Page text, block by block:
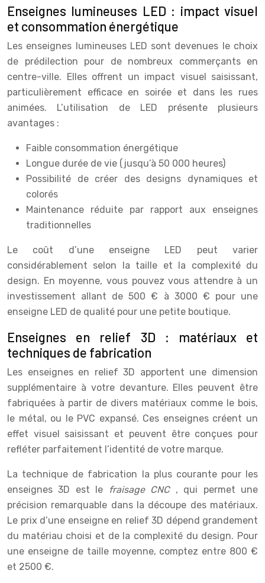
Enseignes lumineuses LED : impact visuel
et consommation énergétique
Les enseignes lumineuses LED sont devenues le choix
de prédilection pour de nombreux commerçants en
centre-ville. Elles offrent un impact visuel saisissant,
particulièrement efficace en soirée et dans les rues
animées. L’utilisation de LED présente plusieurs
avantages :
Faible consommation énergétique
Longue durée de vie (jusqu’à 50 000 heures)
Possibilité de créer des designs dynamiques et
colorés
Maintenance réduite par rapport aux enseignes
traditionnelles
Le coût d’une enseigne LED peut varier
considérablement selon la taille et la complexité du
design. En moyenne, vous pouvez vous attendre à un
investissement allant de 500 € à 3000 € pour une
enseigne LED de qualité pour une petite boutique.
Enseignes en relief 3D : matériaux et
techniques de fabrication
Les enseignes en relief 3D apportent une dimension
supplémentaire à votre devanture. Elles peuvent être
fabriquées à partir de divers matériaux comme le bois,
le métal, ou le PVC expansé. Ces enseignes créent un
effet visuel saisissant et peuvent être conçues pour
refléter parfaitement l’identité de votre marque.
La technique de fabrication la plus courante pour les
enseignes 3D est le
fraisage CNC , qui permet une
précision remarquable dans la découpe des matériaux.
Le prix d’une enseigne en relief 3D dépend grandement
du matériau choisi et de la complexité du design. Pour
une enseigne de taille moyenne, comptez entre 800 €
et 2500 €.